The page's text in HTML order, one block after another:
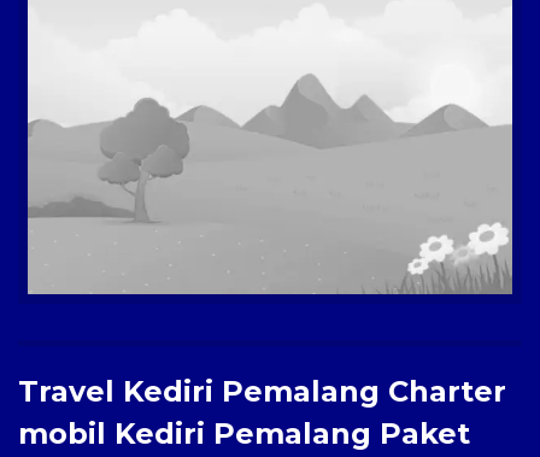
Paket Kilat
Pengiriman Barang
Travel Kediri Pemalang Charter
mobil Kediri Pemalang Paket